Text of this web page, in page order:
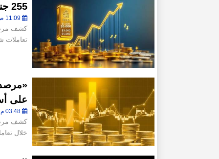
255 جنيهًا ارتفاعًا في أسعار الذهب محليًا خلال يوليو
11:09 ص - السبت 1 أغسطس 2026
تعاملات شهر يوليو
«مرصد
على
03:48 م - الجمعة 31 يوليو 2026
كشف
خلال